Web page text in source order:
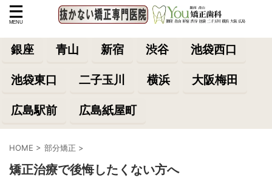
銀座 青山 新宿 渋谷 池袋西口
池袋東口 二子玉川 横浜 大阪梅田
広島駅前 広島紙屋町
HOME > 部分矯正 >
矯正治療で後悔したくない方へ